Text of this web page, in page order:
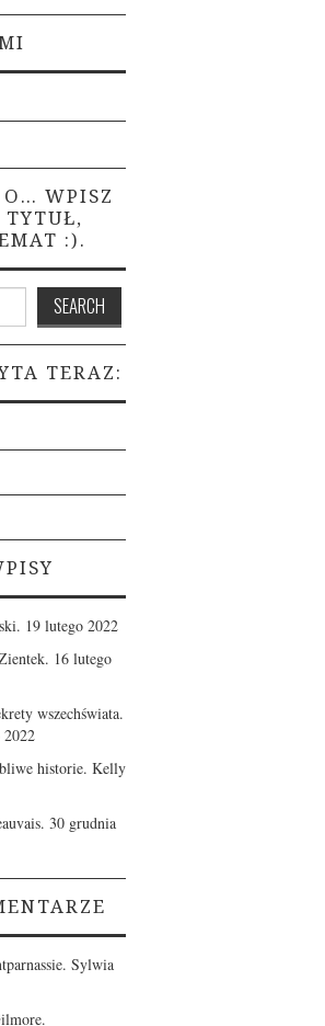
O… WPISZ
TYTUŁ,
:).
TERAZ:
19 lutego 2022
16 lutego
wszechświata.
2022
historie. Kelly
30 grudnia
Sylwia